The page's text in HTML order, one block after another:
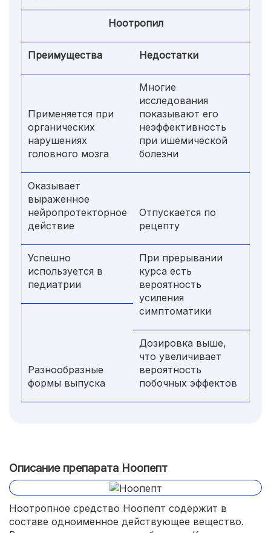
Ноотропил
Преимущества Недостатки
Применяется при
органических
нарушениях
головного мозга
Многие
исследования
показывают его
неэффективность
при ишемической
болезни
Оказывает
выраженное
нейропротекторное
действие
Отпускается по
рецепту
Успешно
используется в
педиатрии
При прерывании
курса есть
вероятность
усиления
симптоматики
Разнообразные
формы выпуска
Дозировка выше,
что увеличивает
вероятность
побочных эффектов
Описание препарата Ноопепт
Ноотропное средство Ноопепт содержит в
составе одноименное действующее вещество.